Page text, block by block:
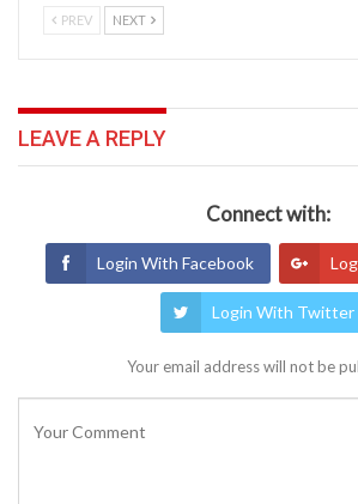
PREV NEXT
LEAVE A REPLY
Connect with:
Login With Facebook
Login With Twitter
Your email address will not be